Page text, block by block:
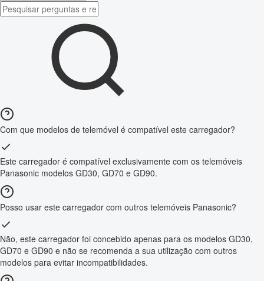
Com que modelos de telemóvel é compatível este carregador?
Este carregador é compatível exclusivamente com os telemóveis
Panasonic modelos GD30, GD70 e GD90.
Posso usar este carregador com outros telemóveis Panasonic?
Não, este carregador foi concebido apenas para os modelos GD30,
GD70 e GD90 e não se recomenda a sua utilização com outros
modelos para evitar incompatibilidades.